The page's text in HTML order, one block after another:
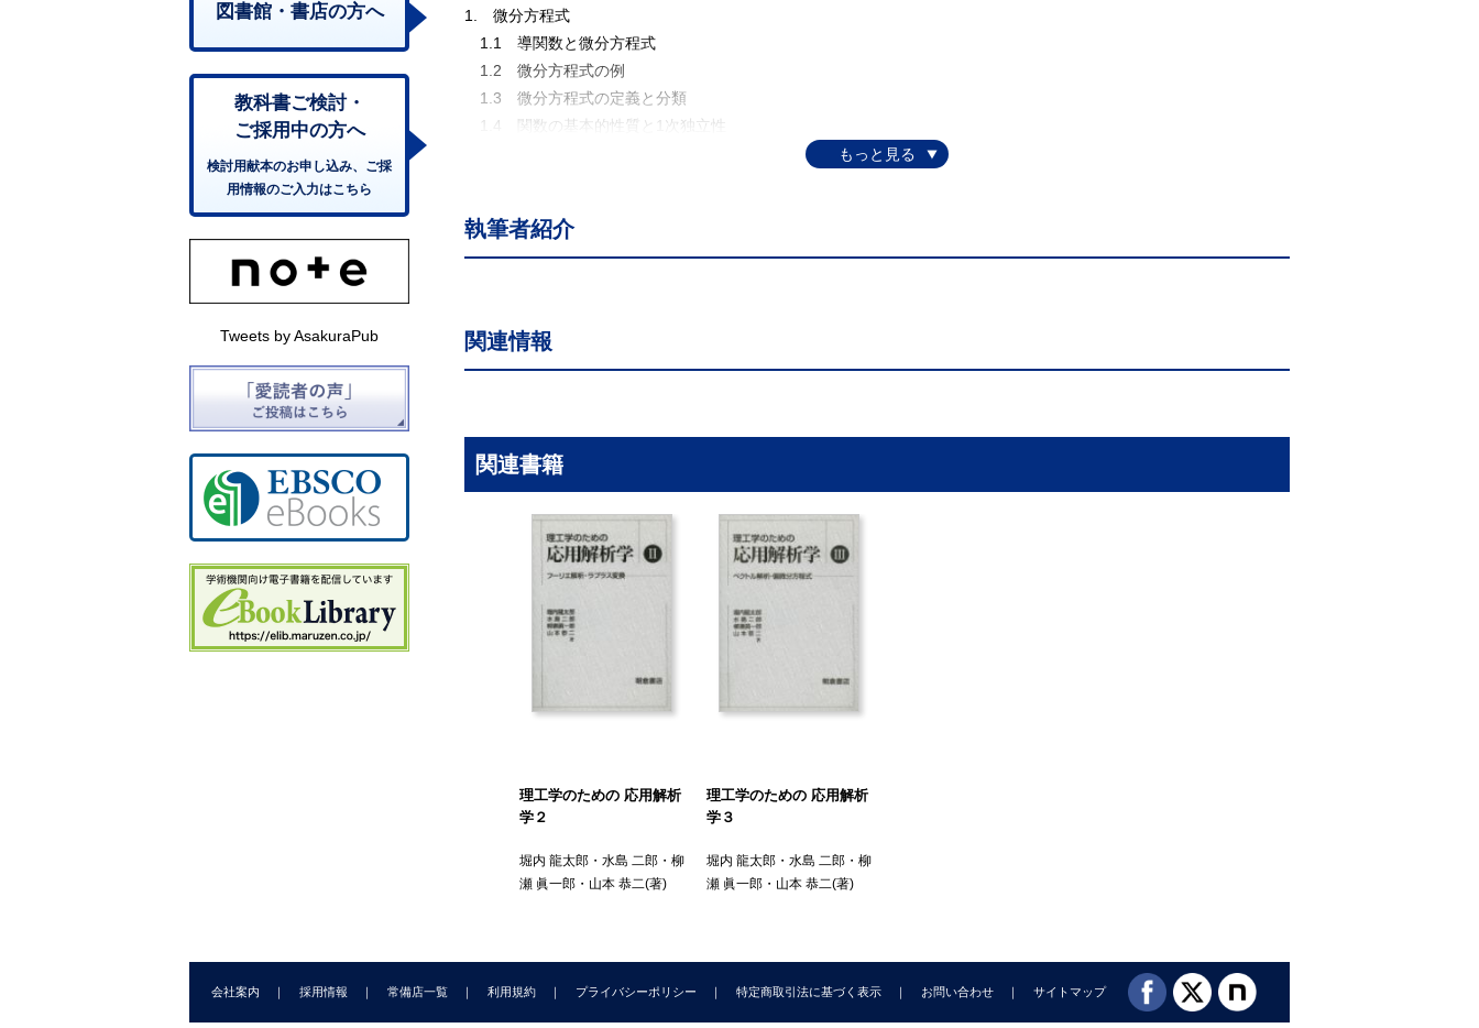
1. 微分方程式
1.1 導関数と微分方程式
1.2 微分方程式の例
1.3 微分方程式の定義と分類
1.4 関数の基本的性質と1次独立性
2.3 区分近似解法
2.4 微分方程式の数値解法
2.7 相似形微分方程式
2.8 完全微分形微分方程式
3.1 2階微分方程式とその解
3.3 1階微分方程式に帰着できる場合
3.4 完全微分形微分方程式
3.5 2階線形微分方程式
3.7 定数係数の2階非同次線形微分方程式
3.9 非同次線形微分方程式の境界値問題
3.10 2階微分方程式と特殊関数
4.2 定数係数の連立線形微分方程式系の解
5. 非線形力学系
5.2 1次元力学系の平衡解と安定性
5.3 分岐の分類
執筆者紹介
関連情報
関連書籍
理工学のための 応用解析
学２
堀内 龍太郎 ・ 水島 二郎 ・ 柳
瀬 眞一郎 ・ 山本 恭二(著)
理工学のための 応用解析
学３
堀内 龍太郎 ・ 水島 二郎 ・ 柳
瀬 眞一郎 ・ 山本 恭二(著)
図書館・書店の方へ
教科書ご検討・
ご採用中の方へ
検討用献本のお申し込み、ご採
用情報のご入力はこちら
Tweets by AsakuraPub
会社案内 採用情報 常備店一覧 利用規約 プライバシーポリシー 特定商取引法に基づく表示 お問い合わせ サイトマップ